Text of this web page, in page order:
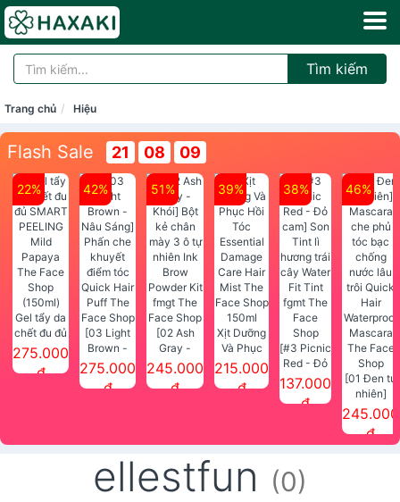
Tìm kiếm
Trang chủ Hiệu
Flash Sale 21 08 09
22%
Gel tẩy da
chết đu đủ
SMART
PEELING
275.000
đ
42%
[03 Light
Brown -
Nâu Sáng]
Phấn che
275.000
đ
51%
[02 Ash
Gray -
Khói] Bột
kẻ chân
Face Shop
245.000
đ
39%
Xịt Dưỡng
Và Phục
Hồi Tóc
Essential
215.000
đ
38%
[#3 Picnic
Red - Đỏ
cam] Son
Face
Shop
137.000
đ
46%
[01 Đen tự
nhiên]
Mascara
che phủ
245.000
đ
ellestfun (0)